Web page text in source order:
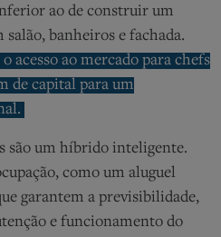
ao de construir um
banheiros e fachada.
acesso ao mercado para chefs
de capital para um
são um híbrido inteligente.
como um aluguel
garantem a previsibilidade,
e funcionamento do